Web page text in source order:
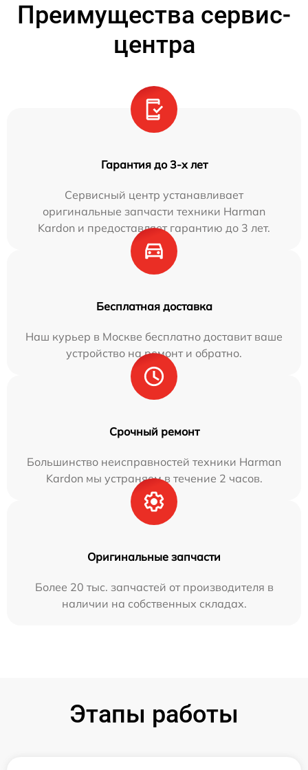
Преимущества сервис-
центра
Гарантия до 3-х лет
Сервисный центр устанавливает
оригинальные запчасти техники Harman
Kardon и предоставляет гарантию до 3 лет.
Бесплатная доставка
Наш курьер в Москве бесплатно доставит ваше
устройство на ремонт и обратно.
Срочный ремонт
Большинство неисправностей техники Harman
Kardon мы устраняем в течение 2 часов.
Оригинальные запчасти
Более 20 тыс. запчастей от производителя в
наличии на собственных складах.
Этапы работы